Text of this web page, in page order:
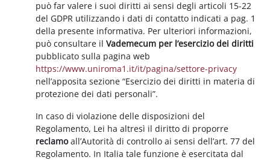
può far valere i suoi diritti ai sensi degli articoli 15-22
del GDPR utilizzando i dati di contatto indicati a pag. 1
della presente informativa. Per ulteriori informazioni,
può consultare ilVademecum per l’esercizio dei diritti
pubblicato sulla pagina web
https://www.uniroma1.it/it/pagina/settore-privacy
nell’apposita sezione “Esercizio dei diritti in materia di
protezione dei dati personali”.
In caso di violazione delle disposizioni del
Regolamento, Lei ha altresì il diritto di proporre
reclamoall’Autorità di controllo ai sensi dell’art. 77 del
Regolamento. In Italia tale funzione è esercitata dal